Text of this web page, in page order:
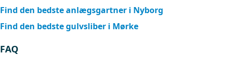
Find den bedste anlægsgartner i Nyborg
Find den bedste gulvsliber i Mørke
FAQ